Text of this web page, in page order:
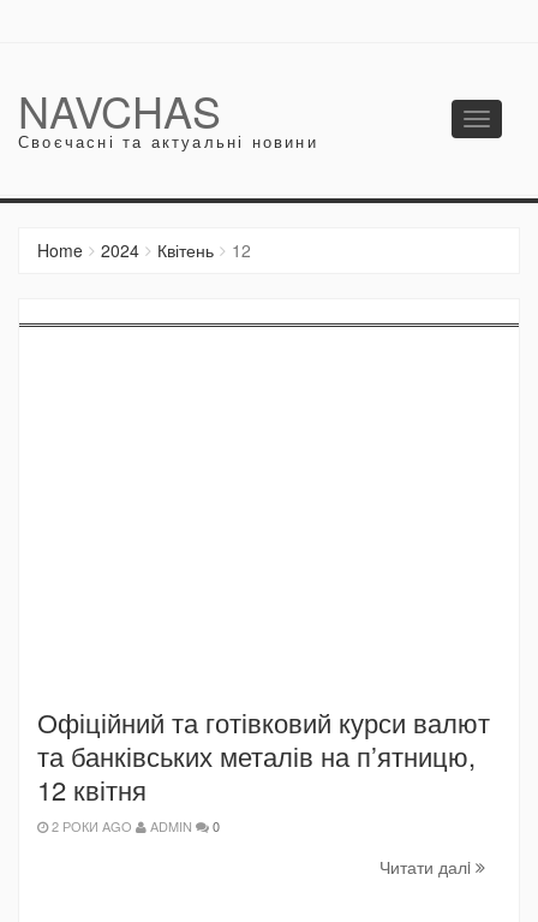
NAVCHAS
Своєчасні та актуальні новини
Toggle
Home 2024 Квітень 12
Офіційний та готівковий курси валют
та банківських металів на п’ятницю,
12 квітня
2 РОКИ AGO ADMIN 0
Читати далi